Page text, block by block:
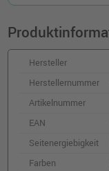
inkl.
inkl.
Hersteller
Herstellernummer
Artikelnummer
EAN
Seitenergiebigkeit
Farben